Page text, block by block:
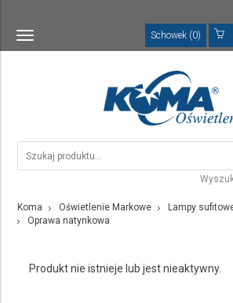
Toggle
navigation
Schowek (0)
Koma Oświetlenie Markowe
Lampy
Oprawa natynkowa
Produkt nie istnieje lub jest nieaktywny.